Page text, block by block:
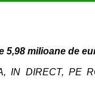
5,98 milioane de
IN DIRECT, PE